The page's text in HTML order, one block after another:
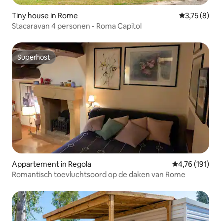
Tiny house in Rome
3,75 (8)
Stacaravan 4 personen - Roma Capitol
Superhost
Superhost
Appartement in Regola Gemiddelde
4,76 (191)
Romantisch toevluchtsoord op de daken van Rome